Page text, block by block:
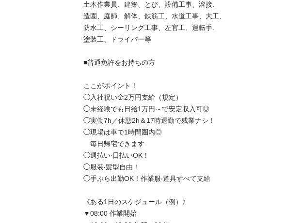
土木作業員、建築、とび、設備工事、溶接、
造園、庭師、解体、鉄筋工、水道工事、大工、
防水工、シーリング工事、左官工、運転手、
塗装工、ドライバー等
■普通免許をお持ちの方
ここがポイント！
◯入社祝い金2万円支給（規定）
◯未経験でも日給1万円～で安定収入可◎
◯実働7h／休憩2h＆17時退勤で残業ナシ！
◯現場は車で1時間圏内◎
毎日帰宅できます
◯週払い‧日払いOK！
◯服装‧髪型自由！
◯手ぶら出勤OK！作業服‧道具すべて支給
《ある1日のスケジュール（例）》
▼08:00 作業開始